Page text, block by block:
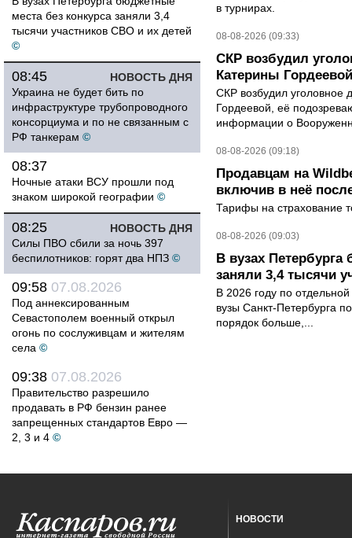
места без конкурса заняли 3,4
тысячи участников СВО и их детей
©
НОВОСТЬ ДНЯ
08:45
Украина не будет бить по
инфраструктуре трубопроводного
консорциума и по не связанным с
РФ танкерам ©
08:37
Ночные атаки ВСУ прошли под
знаком широкой географии ©
НОВОСТЬ ДНЯ
08:25
Силы ПВО сбили за ночь 397
беспилотников: горят два НПЗ ©
09:58 07.08.2026
Под аннексированным
Севастополем военный открыл
огонь по сослуживцам и жителям
села ©
09:38 07.08.2026
Правительство разрешило
продавать в РФ бензин ранее
запрещенных стандартов Евро —
2, 3 и 4 ©
в турнирах.
08-08-2026 (09:33)
СКР возбудил
Катерины Гордеевой
СКР возбудил уголовное
Гордеевой, её
информации о
08-08-2026 (09:18)
Продавцам на
включив в неё
Тарифы на страхование
08-08-2026 (09:03)
В вузах
заняли 3,4 тысячи
В 2026 году по
вузы Санкт-Петербурга
порядок больше,...
НОВОСТИ